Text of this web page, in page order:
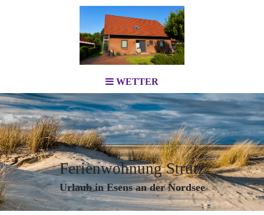
WETTER
Ferienwohnung Strutz
Urlaub in Esens an der Nordsee